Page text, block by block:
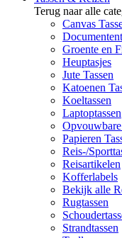
Terug naar alle
Canvas
Groente en
Heuptasjes
Jute Tassen
Katoenen
Koeltassen
Laptoptassen
Opvouwbare
Papieren
Reis-/
Reisartikelen
Kofferlabels
Bekijk alle
Rugtassen
Strandtassen